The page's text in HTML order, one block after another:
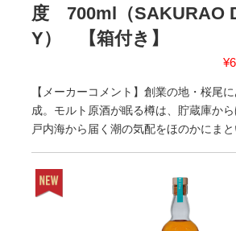
度 700ml（SAKURAO
Y） 【箱付き】
【メーカーコメント】創業の地・桜尾
成。モルト原酒が眠る樽は、貯蔵庫か
戸内海から届く潮の気配をほのかにまと